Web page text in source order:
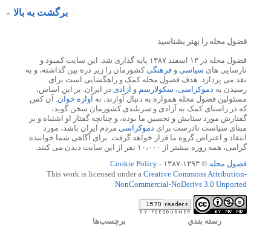
برگشت به بالا
فضول محله را بهتر بشناسید
فضول محله در ۱۳ اسفند ۱۳۸۷ پایه گذاری شد. این سایت کمبود و
نارسایی های سیاسی و فرهنگی کشورمان را زیر ذره بین گذاشته، و به
نقد می پردازد. هدف فضول محله کمک و راهگشایی است برای
رسیدن به دموکراسی، سکولارسم و آزادی در ایران. بر این اساس،
مسئولین فضول محله همواره به دنبال آوازند، نه آوازه خوان . آن کس
که در راستای کمک به آزادی و سربلندی کشورمان سخن گوید،
گفتارش مورد ستایش و تحسین ما بوده، و چنانچه گفتار او اشتباه و بر
مبنای سیاست نادرست برای دموکراسی مردم ایران باشد، مورد
انتقاد و اعتراض گروه ما قرار خواهد گرفت. برای آگاهی شما خواننده
گرامی، همه روزه بیشتر از ۱۰،۰۰۰ نفر از این سایت دیدن می کنند.
فضول محله © ۱۳۹۳-۱۳۸۷ -
Cookie Policy
This work is licensed under a Creative Commons Attribution-
NonCommercial-NoDerivs 3.0 Unported
رسته بندي برچسب‌ها